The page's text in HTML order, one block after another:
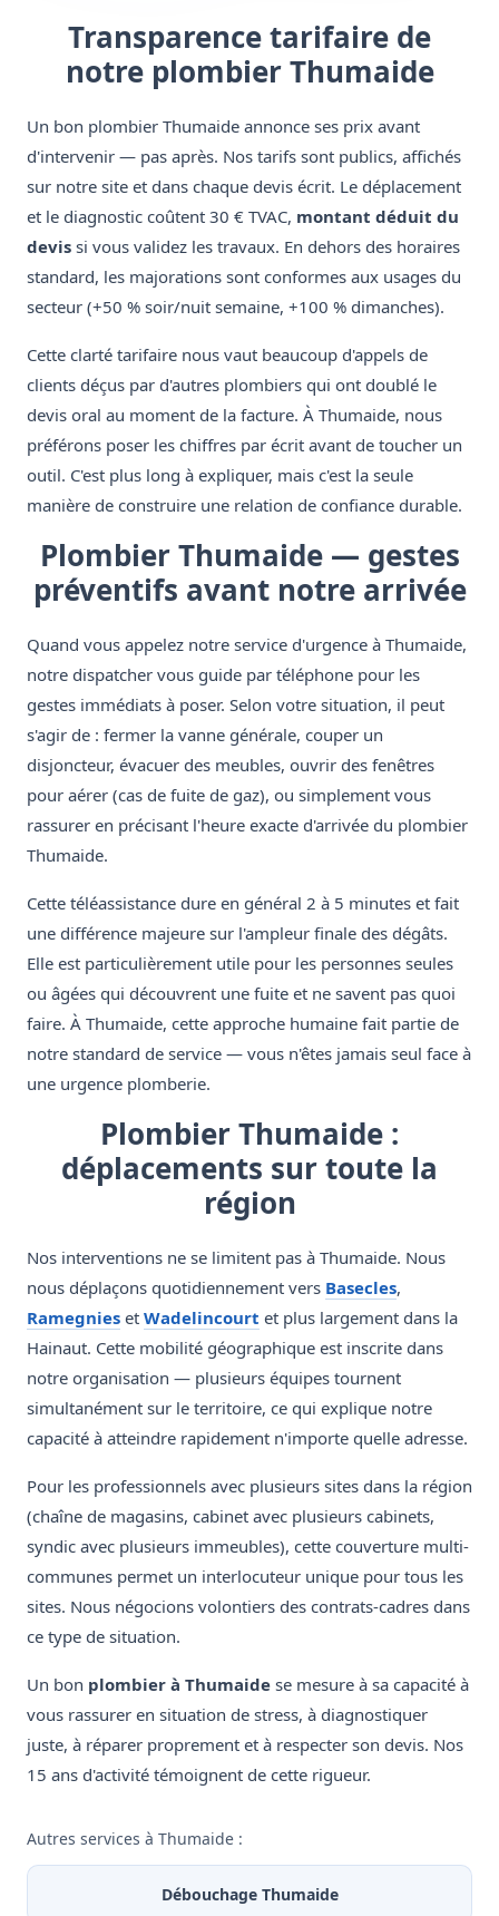
Transparence tarifaire de
notre plombier Thumaide
Un bon plombier Thumaide annonce ses prix avant
d'intervenir — pas après. Nos tarifs sont publics, affichés
sur notre site et dans chaque devis écrit. Le déplacement
et le diagnostic coûtent 30 € TVAC, montant déduit du
devis si vous validez les travaux. En dehors des horaires
standard, les majorations sont conformes aux usages du
secteur (+50 % soir/nuit semaine, +100 % dimanches).
Cette clarté tarifaire nous vaut beaucoup d'appels de
clients déçus par d'autres plombiers qui ont doublé le
devis oral au moment de la facture. À Thumaide, nous
préférons poser les chiffres par écrit avant de toucher un
outil. C'est plus long à expliquer, mais c'est la seule
manière de construire une relation de confiance durable.
Plombier Thumaide — gestes
préventifs avant notre arrivée
Quand vous appelez notre service d'urgence à Thumaide,
notre dispatcher vous guide par téléphone pour les
gestes immédiats à poser. Selon votre situation, il peut
s'agir de : fermer la vanne générale, couper un
disjoncteur, évacuer des meubles, ouvrir des fenêtres
pour aérer (cas de fuite de gaz), ou simplement vous
rassurer en précisant l'heure exacte d'arrivée du plombier
Thumaide.
Cette téléassistance dure en général 2 à 5 minutes et fait
une différence majeure sur l'ampleur finale des dégâts.
Elle est particulièrement utile pour les personnes seules
ou âgées qui découvrent une fuite et ne savent pas quoi
faire. À Thumaide, cette approche humaine fait partie de
notre standard de service — vous n'êtes jamais seul face à
une urgence plomberie.
Plombier Thumaide :
déplacements sur toute la
région
Nos interventions ne se limitent pas à Thumaide. Nous
nous déplaçons quotidiennement vers Basecles,
Ramegnies et Wadelincourt et plus largement dans la
Hainaut. Cette mobilité géographique est inscrite dans
notre organisation — plusieurs équipes tournent
simultanément sur le territoire, ce qui explique notre
capacité à atteindre rapidement n'importe quelle adresse.
Pour les professionnels avec plusieurs sites dans la région
(chaîne de magasins, cabinet avec plusieurs cabinets,
syndic avec plusieurs immeubles), cette couverture multi-
communes permet un interlocuteur unique pour tous les
sites. Nous négocions volontiers des contrats-cadres dans
ce type de situation.
Un bon plombier à Thumaide se mesure à sa capacité à
vous rassurer en situation de stress, à diagnostiquer
juste, à réparer proprement et à respecter son devis. Nos
15 ans d'activité témoignent de cette rigueur.
Autres services à Thumaide :
Débouchage Thumaide